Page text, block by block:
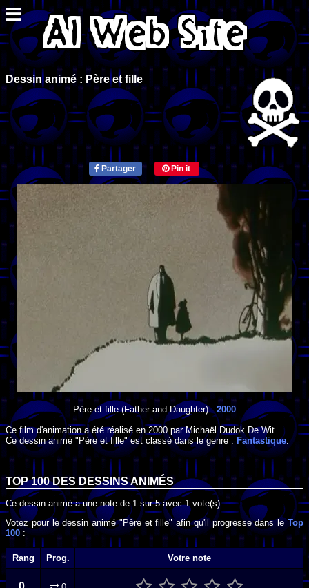
Dessin animé : Père et fille
Partager Pin it
Père et fille(Father and Daughter) - 2000
Ce film d'animation a été réalisé en 2000 parMichaël Dudok De Wit
Ce dessin animé "Père et fille" est classé dans le genre : Fantastique.
TOP 100 DESDESSINS ANIMÉS
Ce dessin animé a une note de 1 sur5avec1 vote(s).
Votez pour le dessin animé "Père et fille" afin qu'il progresse dans leTop
100:
Rang Prog. Votre note